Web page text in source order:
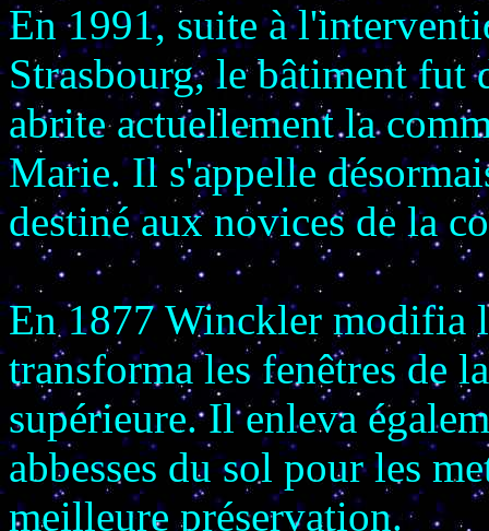
En 1991, suite à
Strasbourg, le bâtiment fut
abrite actuellement la
Marie. Il s'appelle
destiné aux novices de la
En 1877 Winckler modifia
transforma les fenêtres de
supérieure. Il enleva
abbesses du sol pour les
meilleure préservation.